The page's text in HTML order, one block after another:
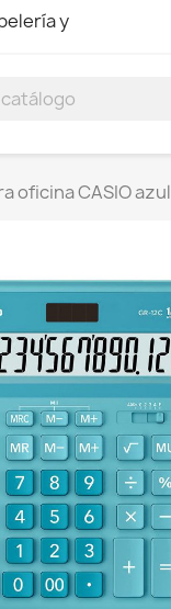
oficina CASIO azul